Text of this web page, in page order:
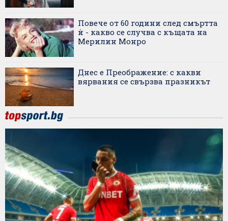
Повече от 60 години след смъртта
ѝ - какво се случва с къщата на
Мерилин Монро
Днес е Преображение: с какви
вярвания се свързва празникът